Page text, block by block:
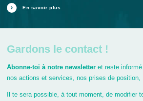
En savoir plus
Gardons le contact !
Abonne-toi à notre newsletter et reste
nos actions et services, nos prises de
Il te sera possible, à tout moment, de modifier